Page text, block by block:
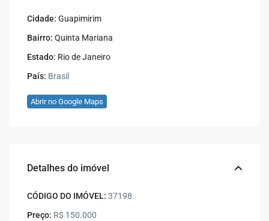
Cidade: Guapimirim
Bairro: Quinta Mariana
Estado: Rio de Janeiro
País: Brasil
Abrir no Google Maps
Detalhes do imóvel
CÓDIGO DO IMÓVEL: 37198
Preço: R$ 150.000